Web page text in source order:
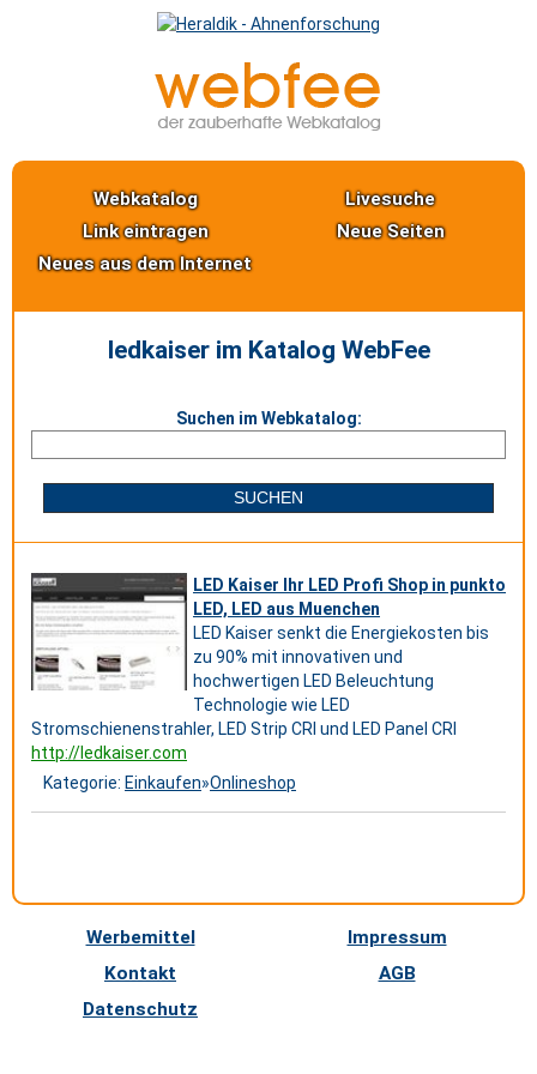
Webkatalog
Livesuche
Link eintragen
Neue Seiten
Neues aus dem Internet
ledkaiser im Katalog WebFee
Suchen im Webkatalog:
LED Kaiser Ihr LED Profi Shop in punkto
LED, LED aus Muenchen
LED Kaiser senkt die Energiekosten bis
zu 90% mit innovativen und
hochwertigen LED Beleuchtung
Technologie wie LED
Stromschienenstrahler, LED Strip CRI und LED Panel CRI
http://ledkaiser.com
Kategorie: Einkaufen»Onlineshop
Werbemittel
Impressum
Kontakt
AGB
Datenschutz